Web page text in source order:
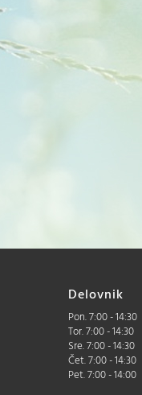
Delovnik
Pon. 7:00 - 14:30
Tor. 7:00 - 14:30
Sre. 7:00 - 14:30
Čet. 7:00 - 14:30
Pet. 7:00 - 14:00